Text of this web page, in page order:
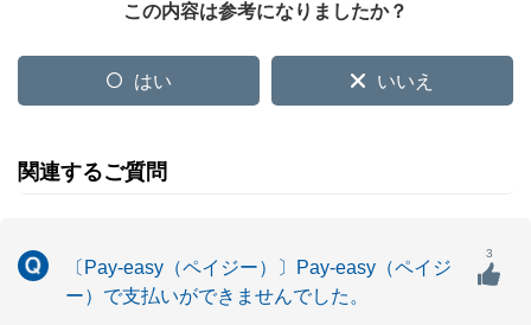
この内容は参考になりましたか？
はい いいえ
関連するご質問
〔Pay-easy（ペイジー）〕Pay-easy（ペイジ
ー）で支払いができませんでした。
3